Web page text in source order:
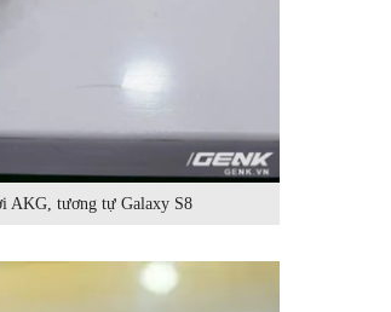
AKG, tương tự Galaxy S8